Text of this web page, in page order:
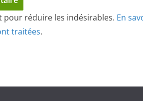
pour réduire les indésirables. En
traitées.